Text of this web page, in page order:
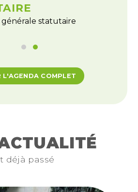
statutaire
L'AGENDA COMPLET
déjà passé